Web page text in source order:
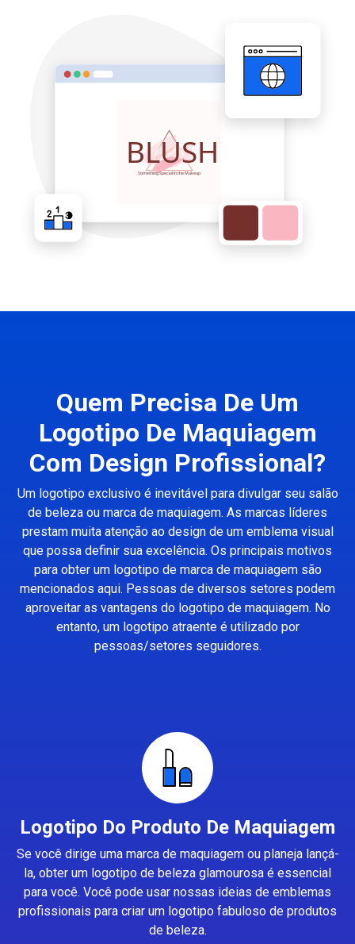
Quem Precisa De Um
Logotipo De Maquiagem
Com Design Profissional?
Um logotipo exclusivo é inevitável para divulgar seu salão
de beleza ou marca de maquiagem. As marcas líderes
prestam muita atenção ao design de um emblema visual
que possa definir sua excelência. Os principais motivos
para obter um logotipo de marca de maquiagem são
mencionados aqui. Pessoas de diversos setores podem
aproveitar as vantagens do logotipo de maquiagem. No
entanto, um logotipo atraente é utilizado por
pessoas/setores seguidores.
Logotipo Do Produto De Maquiagem
Se você dirige uma marca de maquiagem ou planeja lançá-
la, obter um logotipo de beleza glamourosa é essencial
para você. Você pode usar nossas ideias de emblemas
profissionais para criar um logotipo fabuloso de produtos
de beleza.